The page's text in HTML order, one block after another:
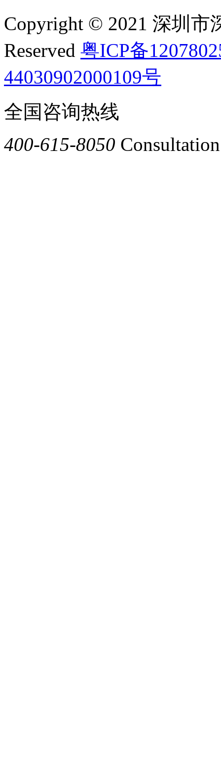
Copyright © 2021 深圳市
Reserved 粤ICP备
44030902000109号
全国咨询热线
400-615-8050